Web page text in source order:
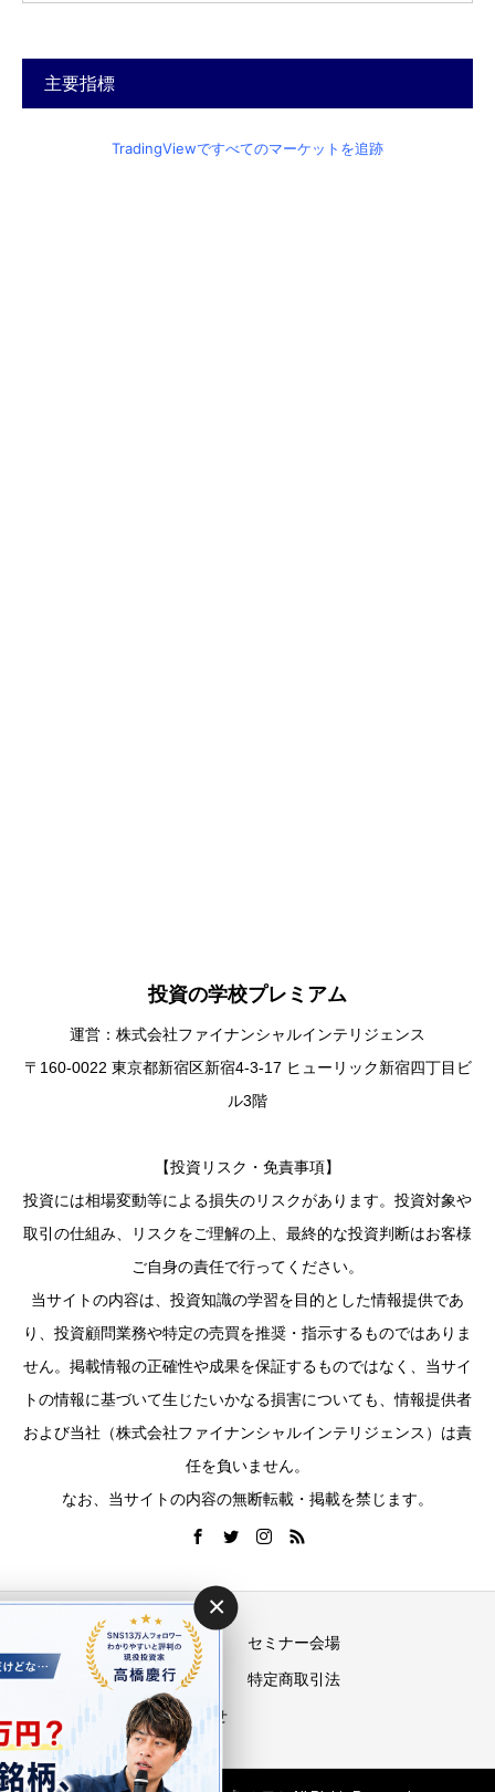
主要指標
TradingViewですべてのマーケットを追跡
投資の学校プレミアム
運営：株式会社ファイナンシャルインテリジェンス
〒160-0022 東京都新宿区新宿4-3-17 ヒューリック新宿四丁目ビ
ル3階
【投資リスク・免責事項】
投資には相場変動等による損失のリスクがあります。投資対象や
取引の仕組み、リスクをご理解の上、最終的な投資判断はお客様
ご自身の責任で行ってください。
当サイトの内容は、投資知識の学習を目的とした情報提供であ
り、投資顧問業務や特定の売買を推奨・指示するものではありま
せん。掲載情報の正確性や成果を保証するものではなく、当サイ
トの情報に基づいて生じたいかなる損害についても、情報提供者
および当社（株式会社ファイナンシャルインテリジェンス）は責
任を負いません。
なお、当サイトの内容の無断転載・掲載を禁じます。
セミナー会場
プライバシーポリシー 特定商取引法
お問い合わせ
×